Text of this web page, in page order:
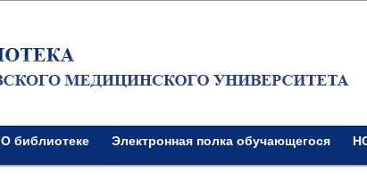
О библиотеке Электронная полка обучающегося